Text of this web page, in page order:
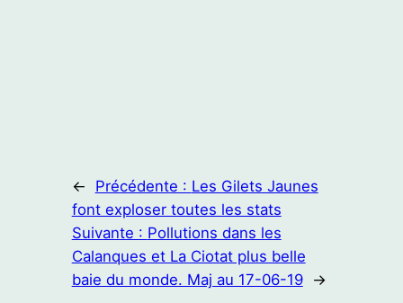
← Précédente : Les Gilets Jaunes
font exploser toutes les stats
Suivante : Pollutions dans les
Calanques et La Ciotat plus belle
baie du monde. Maj au 17-06-19
→